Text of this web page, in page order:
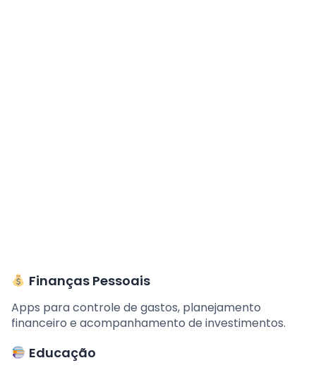
Finanças Pessoais
Apps para controle de gastos, planejamento
financeiro e acompanhamento de investimentos.
Educação